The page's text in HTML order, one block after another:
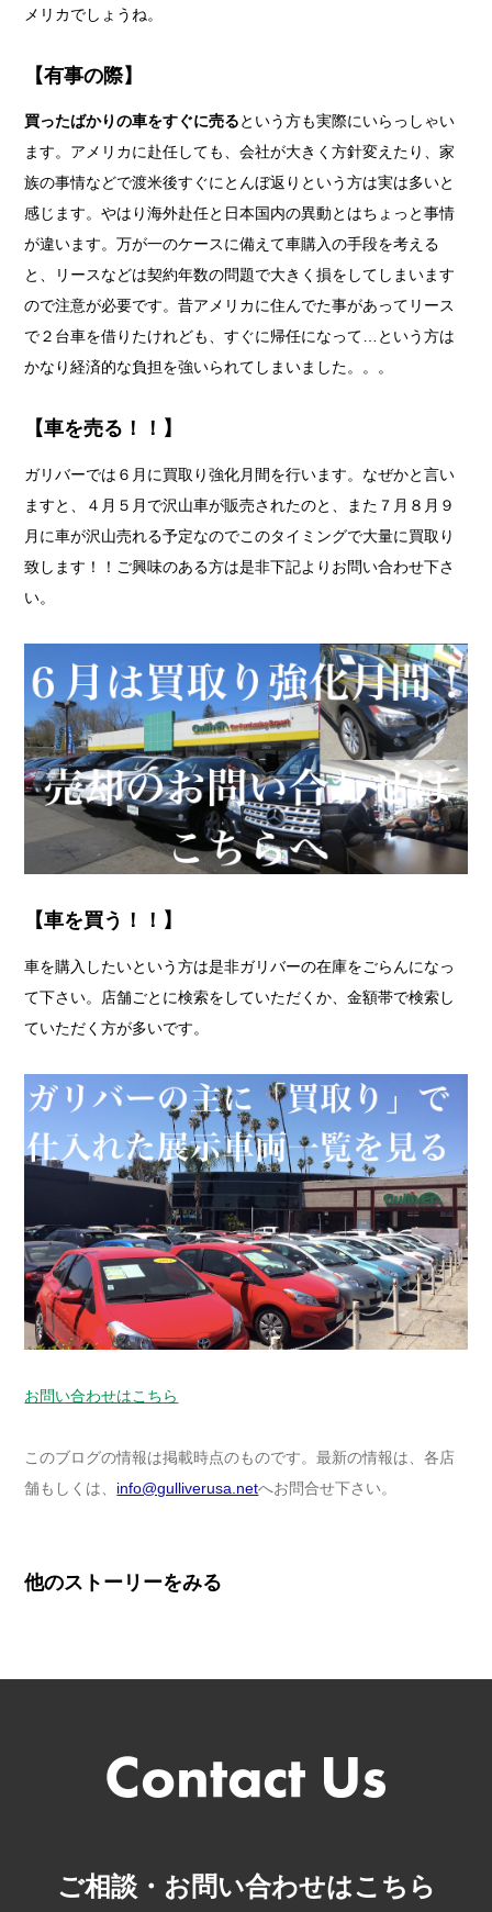
メリカでしょうね。
【有事の際】
買ったばかりの車をすぐに売るという方も実際にいらっしゃい
ます。アメリカに赴任しても、会社が大きく方針変えたり、家
族の事情などで渡米後すぐにとんぼ返りという方は実は多いと
感じます。やはり海外赴任と日本国内の異動とはちょっと事情
が違います。万が一のケースに備えて車購入の手段を考える
と、リースなどは契約年数の問題で大きく損をしてしまいます
ので注意が必要です。昔アメリカに住んでた事があってリース
で２台車を借りたけれども、すぐに帰任になって…という方は
かなり経済的な負担を強いられてしまいました。。。
【車を売る！！】
ガリバーでは６月に買取り強化月間を行います。なぜかと言い
ますと、４月５月で沢山車が販売されたのと、また７月８月９
月に車が沢山売れる予定なのでこのタイミングで大量に買取り
致します！！ご興味のある方は是非下記よりお問い合わせ下さ
い。
【車を買う！！】
車を購入したいという方は是非ガリバーの在庫をごらんになっ
て下さい。店舗ごとに検索をしていただくか、金額帯で検索し
ていただく方が多いです。
お問い合わせはこちら
このブログの情報は掲載時点のものです。最新の情報は、各店
舗もしくは、 info@gulliverusa.netへお問合せ下さい。
他のストーリーをみる
ご相談・お問い合わせはこちら